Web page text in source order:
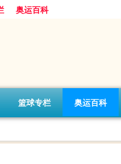
奥运百科
篮球专栏 奥运百科